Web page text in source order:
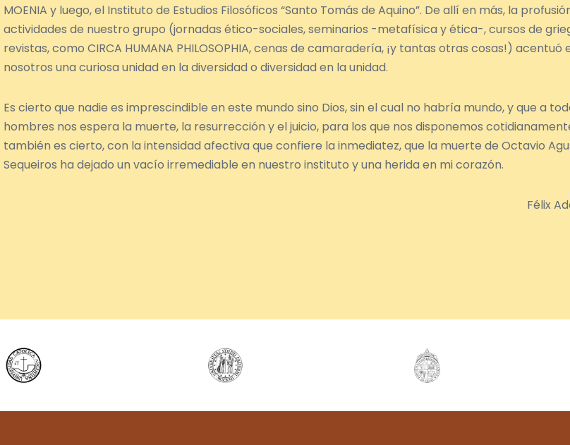
MOENIA y luego, el Instituto de Estudios Filosóficos “Santo Tomás de Aquino”. De allí en más, la
actividades de nuestro grupo (jornadas ético-sociales, seminarios -metafísica y ética-, cursos de
revistas, como CIRCA HUMANA PHILOSOPHIA, cenas de camaradería, ¡y tantas otras cosas!) acentuó
nosotros una curiosa unidad en la diversidad o diversidad en la unidad.
Es cierto que nadie es imprescindible en este mundo sino Dios, sin el cual no habría mundo, y que a
hombres nos espera la muerte, la resurrección y el juicio, para los que nos disponemos
también es cierto, con la intensidad afectiva que confiere la inmediatez, que la muerte de Octavio
Sequeiros ha dejado un vacío irremediable en nuestro instituto y una herida en mi corazón.
Félix